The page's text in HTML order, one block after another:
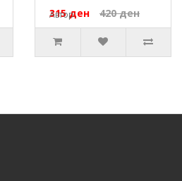
Автор:
315 ден 420 ден